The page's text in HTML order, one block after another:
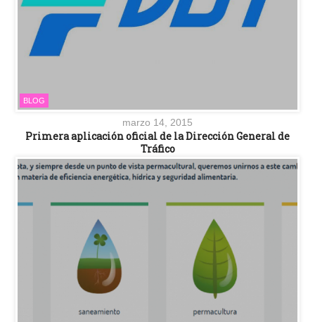
BLOG
marzo 14, 2015
Primera aplicación oficial de la Dirección General de
Tráfico